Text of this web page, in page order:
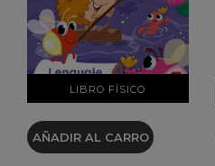
LIBRO FÍSICO
AÑADIR AL CARRO